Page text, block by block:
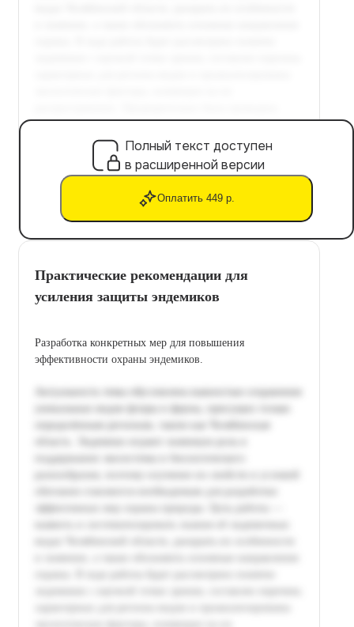
Полный текст доступен
в расширенной версии
Оплатить 449 р.
Практические рекомендации для
усиления защиты эндемиков
Разработка конкретных мер для повышения
эффективности охраны эндемиков.